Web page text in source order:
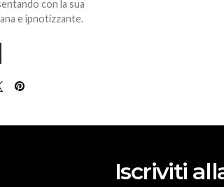
con la sua
e ipnotizzante.
Iscriviti